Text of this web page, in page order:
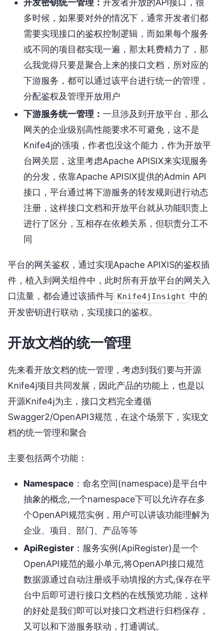
开发密钥统一管理： 开发者开放的API接口，很
多时候，如果要对外的情况下，通常开发者们都
需要实现接口的鉴权控制逻辑，而如果每个服务
或不同的项目都实现一遍，那太耗费精力了，那
么我觉得只要是聚合上来的接口文档，所对应的
下游服务，都可以通过该平台进行统一的管理，
分配鉴权及管理开放用户
下游服务统一管理： 一旦涉及到开放平台，那么
网关的企业级别高性能要求不可避免，这不是
Knife4j的强项，作者也没这个能力，作为开放平
台网关层，这里考虑Apache APISIX来实现服务
的分发，依靠Apache APISIX提供的Admin API
接口，平台通过将下游服务的转发规则进行动态
注册，这样接口文档和开放平台就从功能职责上
进行了区分，互相存在依赖关系，但职责分工不
同
平台的网关鉴权，通过实现Apache APIXIS的鉴权插
件，植入到网关组件中，此时所有开放平台的网关入
口流量，都会通过该插件与 Knife4jInsight 中的
开发密钥进行联动，实现接口的鉴权。
开放文档的统一管理
先来看开放文档的统一管理，考虑到我们要与开源
Knife4j项目共同发展，因此产品的功能上，也是以
开源Knife4j为主，接口文档完全遵循
Swagger2/OpenAPI3规范，在这个场景下，实现文
档的统一管理和聚合
主要包括两个功能：
Namespace ：命名空间(namespace)是平台中
抽象的概念,一个namespace下可以允许存在多
个OpenAPI规范实例，用户可以讲该功能理解为
企业、项目、部门、产品等等
ApiRegister ：服务实例(ApiRegister)是一个
OpenAPI规范的最小单元,将OpenAPI接口规范
数据源通过自动注册或手动填报的方式,保存在平
台中后即可进行接口文档的在线预览功能，这样
的好处是我们即可以对接口文档进行归档保存，
又可以和下游服务联动，打通调试。